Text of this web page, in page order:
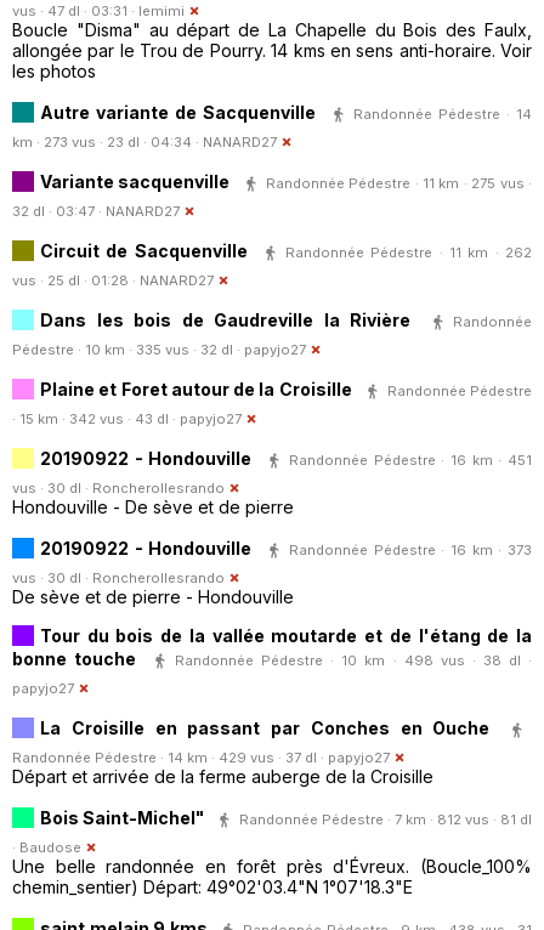
vus · 47 dl · 03:31 · lemimi
Boucle "Disma" au départ de La Chapelle du Bois des Faulx,
allongée par le Trou de Pourry. 14 kms en sens anti-horaire. Voir
les photos
Autre variante de Sacquenville
Randonnée Pédestre · 14
km · 273 vus · 23 dl · 04:34 · NANARD27
Variante sacquenville
Randonnée Pédestre · 11 km · 275 vus ·
32 dl · 03:47 · NANARD27
Circuit de Sacquenville
Randonnée Pédestre · 11 km · 262
vus · 25 dl · 01:28 · NANARD27
Dans les bois de Gaudreville la Rivière
Randonnée
Pédestre · 10 km · 335 vus · 32 dl · papyjo27
Plaine et Foret autour de la Croisille
Randonnée Pédestre
· 15 km · 342 vus · 43 dl · papyjo27
20190922 - Hondouville
Randonnée Pédestre · 16 km · 451
vus · 30 dl · Roncherollesrando
Hondouville - De sève et de pierre
20190922 - Hondouville
Randonnée Pédestre · 16 km · 373
vus · 30 dl · Roncherollesrando
De sève et de pierre - Hondouville
Tour du bois de la vallée moutarde et de l'étang de la
bonne touche
Randonnée Pédestre · 10 km · 498 vus · 38 dl ·
papyjo27
La Croisille en passant par Conches en Ouche
Randonnée Pédestre · 14 km · 429 vus · 37 dl · papyjo27
Départ et arrivée de la ferme auberge de la Croisille
Bois Saint-Michel"
Randonnée Pédestre · 7 km · 812 vus · 81 dl
· Baudose
Une belle randonnée en forêt près d'Évreux. (Boucle_100%
chemin_sentier) Départ: 49°02'03.4"N 1°07'18.3"E